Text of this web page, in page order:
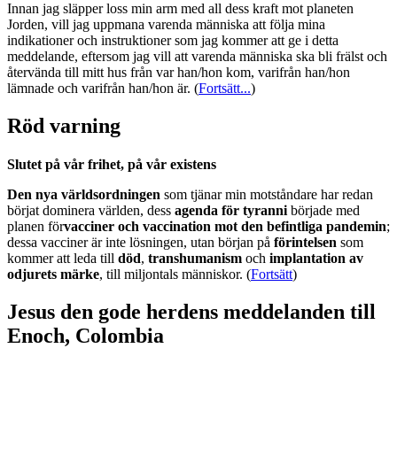
Innan jag släpper loss min arm med all dess kraft mot planeten
Jorden, vill jag uppmana varenda människa att följa mina
indikationer och instruktioner som jag kommer att ge i detta
meddelande, eftersom jag vill att varenda människa ska bli frälst och
återvända till mitt hus från var han/hon kom, varifrån han/hon
lämnade och varifrån han/hon är. (Fortsätt...)
Röd varning
Slutet på vår frihet, på vår existens
Den nya världsordningen som tjänar min motståndare har redan
börjat dominera världen, dess agenda för tyranni började med
planen förvacciner och vaccination mot den befintliga pandemin;
dessa vacciner är inte lösningen, utan början på förintelsen som
kommer att leda till död, transhumanism och implantation av
odjurets märke, till miljontals människor. (Fortsätt)
Jesus den gode herdens meddelanden till
Enoch, Colombia